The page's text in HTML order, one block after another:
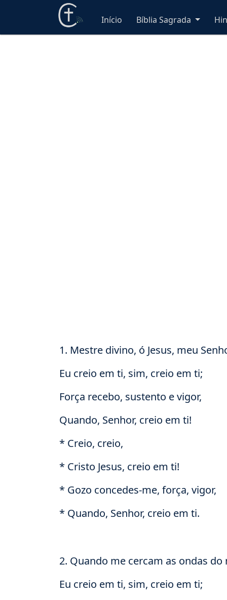
Início Bíblia Sagrada
1. Mestre divino, ó Jesus, meu
Eu creio em ti, sim, creio em ti;
Força recebo, sustento e vigor,
Quando, Senhor, creio em ti!
* Creio, creio,
* Cristo Jesus, creio em ti!
* Gozo concedes-me, força, vigor,
* Quando, Senhor, creio em ti.
2. Quando me cercam as ondas do
Eu creio em ti, sim, creio em ti;